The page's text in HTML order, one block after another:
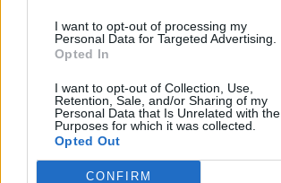
I want to opt-out of processing my
Personal Data for Targeted Advertising.
Opted In
I want to opt-out of Collection, Use,
Retention, Sale, and/or Sharing of my
Personal Data that Is Unrelated with the
Purposes for which it was collected.
Opted Out
CONFIRM